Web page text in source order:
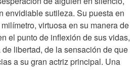
envidiable sutileza. Su puesta en
virtuosa en su manera de
el punto de inflexión de sus vidas,
libertad, de la sensación de que
a su gran actriz principal. Una